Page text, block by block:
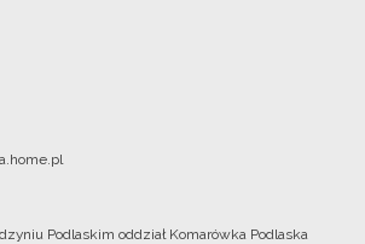
Podlaskim oddział Komarówka Podlaska